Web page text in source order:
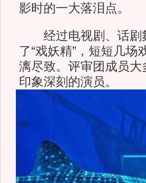
影时的一大落泪点。
经过电视剧、话剧
了“戏妖精”，短短几
漓尽致。评审团成员
印象深刻的演员。